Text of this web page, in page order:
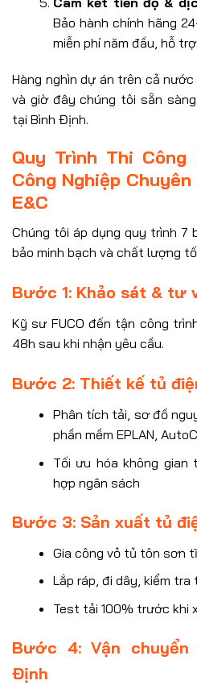
Bảo hành chính hãng
miễn phí năm đầu, hỗ
Hàng nghìn dự án trên cả
và giờ đây chúng tôi sẵn
tại Bình Định.
Quy Trình Thi
Công Nghiệp Chuyên
E&C
Chúng tôi áp dụng quy trình 7
bảo minh bạch và chất lượng
Bước 1: Khảo sát & tư
Kỹ sư FUCO đến tận công
48h sau khi nhận yêu cầu.
Bước 2: Thiết kế tủ
Phân tích tải, sơ đồ
phần mềm EPLAN,
Tối ưu hóa không gian
hợp ngân sách
Bước 3: Sản xuất tủ
Gia công vỏ tủ tôn sơn
Lắp ráp, đi dây, kiểm tra
Test tải 100% trước khi
Bước 4: Vận
Định